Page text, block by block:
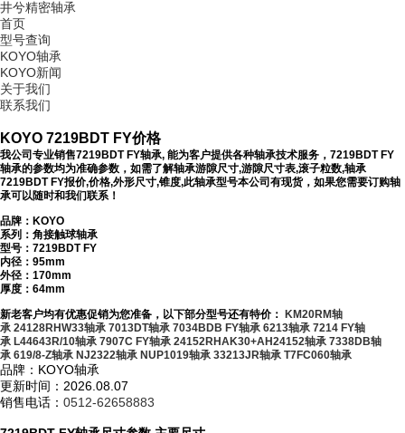
井兮精密轴承
首页
型号查询
KOYO轴承
KOYO新闻
关于我们
联系我们
KOYO 7219BDT FY价格
我公司专业销售7219BDT FY轴承, 能为客户提供各种轴承技术服务，7219BDT FY
轴承的参数均为准确参数，如需了解轴承游隙尺寸,游隙尺寸表,滚子粒数,轴承
7219BDT FY报价,价格,外形尺寸,锥度,此轴承型号本公司有现货，如果您需要订购轴
承可以随时和我们联系！
品牌：KOYO
系列：角接触球轴承
型号： 7219BDT FY
内径：95mm
外径：170mm
厚度：64mm
新老客户均有优惠促销为您准备，以下部分型号还有特价： KM20RM轴
承 24128RHW33轴承 7013DT轴承 7034BDB FY轴承 6213轴承 7214 FY轴
承 L44643R/10轴承 7907C FY轴承 24152RHAK30+AH24152轴承 7338DB轴
承 619/8-Z轴承 NJ2322轴承 NUP1019轴承 33213JR轴承 T7FC060轴承
品牌：KOYO轴承
更新时间：2026.08.07
销售电话： 0512-62658883